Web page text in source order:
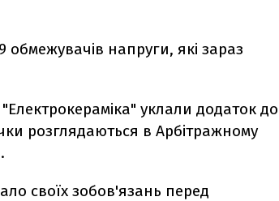
напруги, які зараз
уклали додаток до
розглядаються в Арбітражному
своїх зобов'язань перед